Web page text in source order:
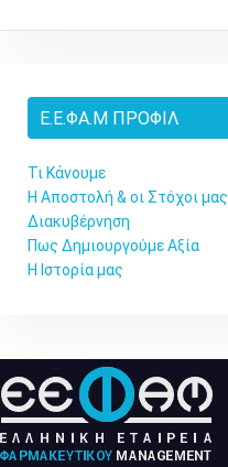
Ε.Ε.ΦΑ.Μ ΠΡΟΦΊΛ
Τι Κάνουμε
Η Αποστολή & οι Στόχοι μας
Διακυβέρνηση
Πως Δημιουργούμε Αξία
Η Ιστορία μας